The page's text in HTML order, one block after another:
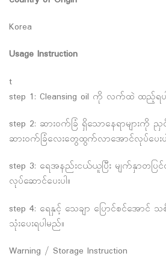
Korea
Usage Instruction
t
step 1: Cleansing oil ကို လက်ထဲ ထည့်ရပ
step 2: ဆားဝက်ခြံ ရှိသောနေရာများကို ညှ
ဆားဝက်ခြံလေးတွေထွက်လာအောင်လုပ်ပေးပ
step 3: ရေအနည်းငယ်ယူပြီး မျက်နှာတပ
လုပ်ဆောင်ပေးပါ။
step 4: ရေနှင့် သေချာ ပြောင်စင်အောင်
သုံးပေးရပါမည်။
Warning / Storage Instruction